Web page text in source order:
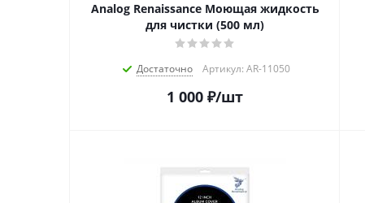
Analog Renaissance Моющая жидкость
для чистки (500 мл)
Достаточно Артикул: AR-11050
1 000 ₽/шт